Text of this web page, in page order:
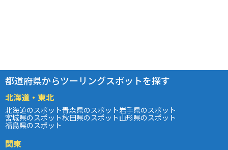
都道府県からツーリングスポットを探す
北海道・東北
北海道のスポット青森県のスポット岩手県のスポット
宮城県のスポット秋田県のスポット山形県のスポット
福島県のスポット
関東